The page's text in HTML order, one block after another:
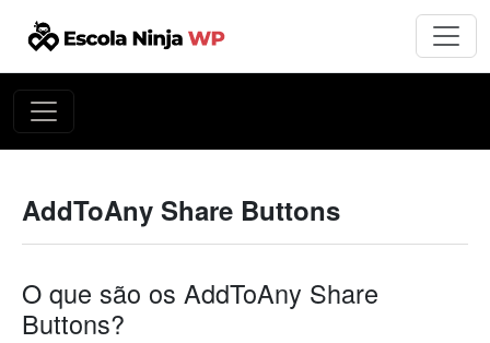
AddToAny Share Buttons
O que são os AddToAny Share
Buttons?